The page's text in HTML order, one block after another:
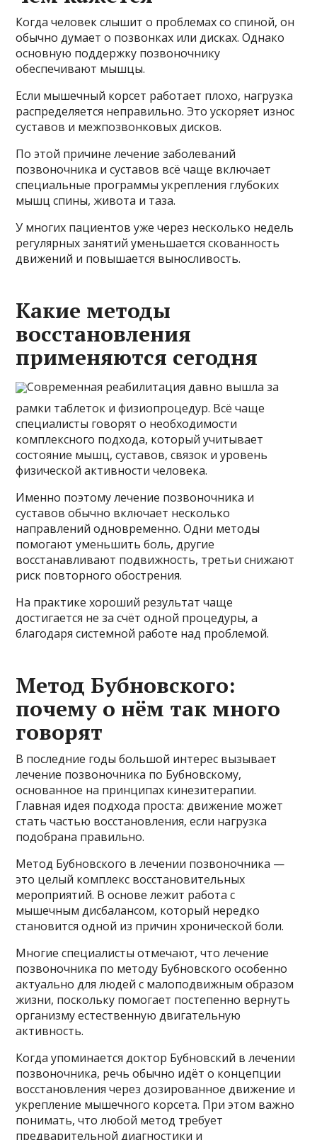
Когда человек слышит о проблемах со спиной, он
обычно думает о позвонках или дисках. Однако
основную поддержку позвоночнику
обеспечивают мышцы.
Если мышечный корсет работает плохо, нагрузка
распределяется неправильно. Это ускоряет износ
суставов и межпозвонковых дисков.
По этой причине лечение заболеваний
позвоночника и суставов всё чаще включает
специальные программы укрепления глубоких
мышц спины, живота и таза.
У многих пациентов уже через несколько недель
регулярных занятий уменьшается скованность
движений и повышается выносливость.
Какие методы
восстановления
применяются сегодня
Современная реабилитация давно вышла за
рамки таблеток и физиопроцедур. Всё чаще
специалисты говорят о необходимости
комплексного подхода, который учитывает
состояние мышц, суставов, связок и уровень
физической активности человека.
Именно поэтому лечение позвоночника и
суставов обычно включает несколько
направлений одновременно. Одни методы
помогают уменьшить боль, другие
восстанавливают подвижность, третьи снижают
риск повторного обострения.
На практике хороший результат чаще
достигается не за счёт одной процедуры, а
благодаря системной работе над проблемой.
Метод Бубновского:
почему о нём так много
говорят
В последние годы большой интерес вызывает
лечение позвоночника по Бубновскому,
основанное на принципах кинезитерапии.
Главная идея подхода проста: движение может
стать частью восстановления, если нагрузка
подобрана правильно.
Метод Бубновского в лечении позвоночника —
это целый комплекс восстановительных
мероприятий. В основе лежит работа с
мышечным дисбалансом, который нередко
становится одной из причин хронической боли.
Многие специалисты отмечают, что лечение
позвоночника по методу Бубновского особенно
актуально для людей с малоподвижным образом
жизни, поскольку помогает постепенно вернуть
организму естественную двигательную
активность.
Когда упоминается доктор Бубновский в лечении
позвоночника, речь обычно идёт о концепции
восстановления через дозированное движение и
укрепление мышечного корсета. При этом важно
понимать, что любой метод требует
предварительной диагностики и